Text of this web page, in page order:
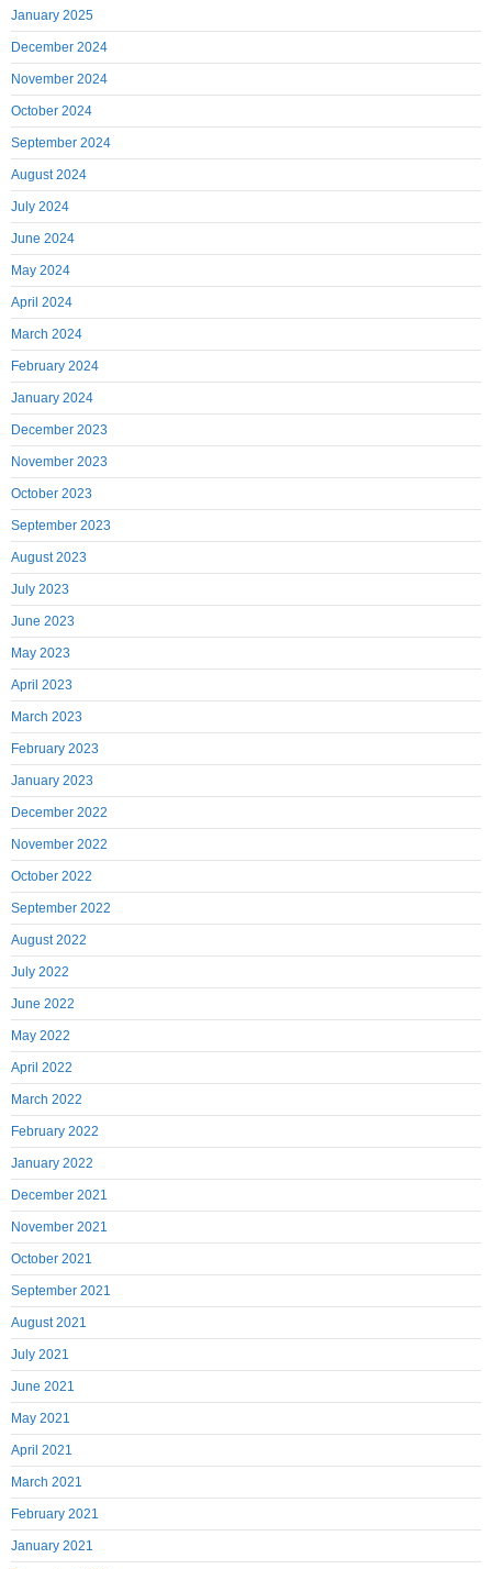
January 2025
December 2024
November 2024
October 2024
September 2024
August 2024
July 2024
June 2024
May 2024
April 2024
March 2024
February 2024
January 2024
December 2023
November 2023
October 2023
September 2023
August 2023
July 2023
June 2023
May 2023
April 2023
March 2023
February 2023
January 2023
December 2022
November 2022
October 2022
September 2022
August 2022
July 2022
June 2022
May 2022
April 2022
March 2022
February 2022
January 2022
December 2021
November 2021
October 2021
September 2021
August 2021
July 2021
June 2021
May 2021
April 2021
March 2021
February 2021
January 2021